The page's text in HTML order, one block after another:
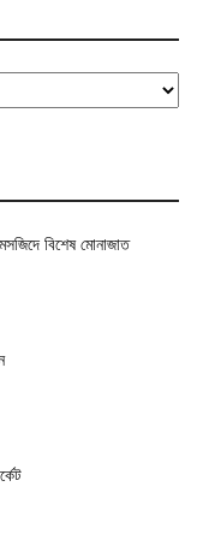
বিশেষ মোনাজাত